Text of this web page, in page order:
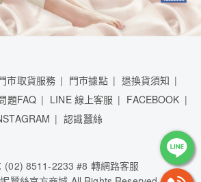
市取貨服務 門市據點
退換貨須知
題FAQ LINE 線上客服
FACEBOOK
認識蠶絲
(02) 8511-2233 #8 轉網路客服